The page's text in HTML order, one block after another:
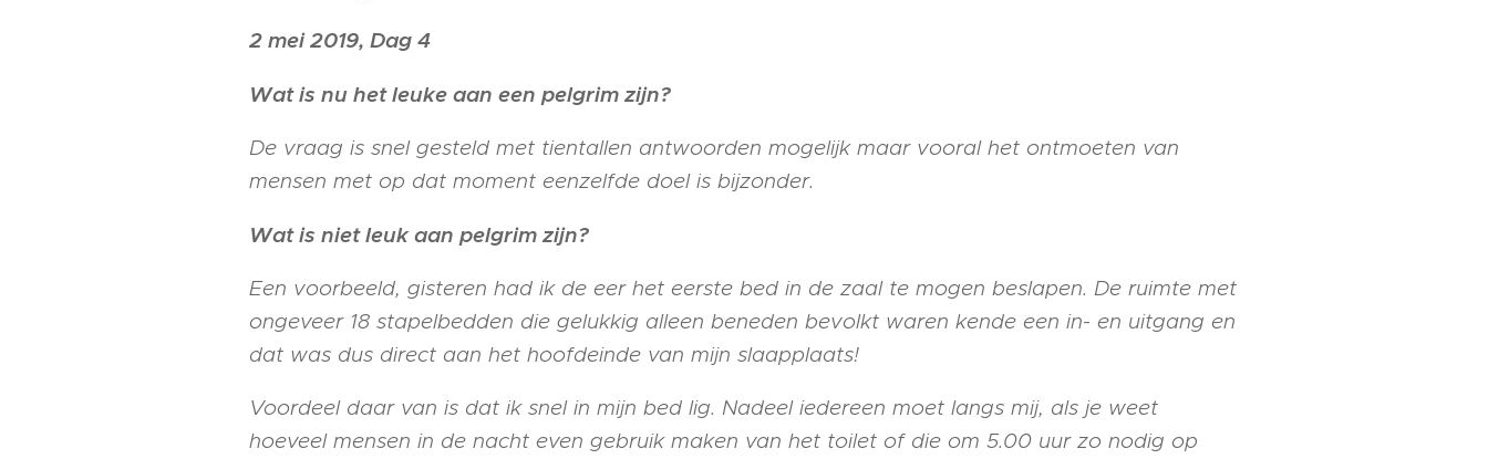
2 mei 2019, Dag 4
Wat is nu het leuke aan een pelgrim zijn?
De vraag is snel gesteld met tientallen antwoorden mogelijk maar vooral het ontmoeten van
mensen met op dat moment eenzelfde doel is bijzonder.
Wat is niet leuk aan pelgrim zijn?
Een voorbeeld, gisteren had ik de eer het eerste bed in de zaal te mogen beslapen. De ruimte met
ongeveer 18 stapelbedden die gelukkig alleen beneden bevolkt waren kende een in- en uitgang en
dat was dus direct aan het hoofdeinde van mijn slaapplaats!
Voordeel daar van is dat ik snel in mijn bed lig. Nadeel iedereen moet langs mij, als je weet
hoeveel mensen in de nacht even gebruik maken van het toilet of die om 5.00 uur zo nodig op